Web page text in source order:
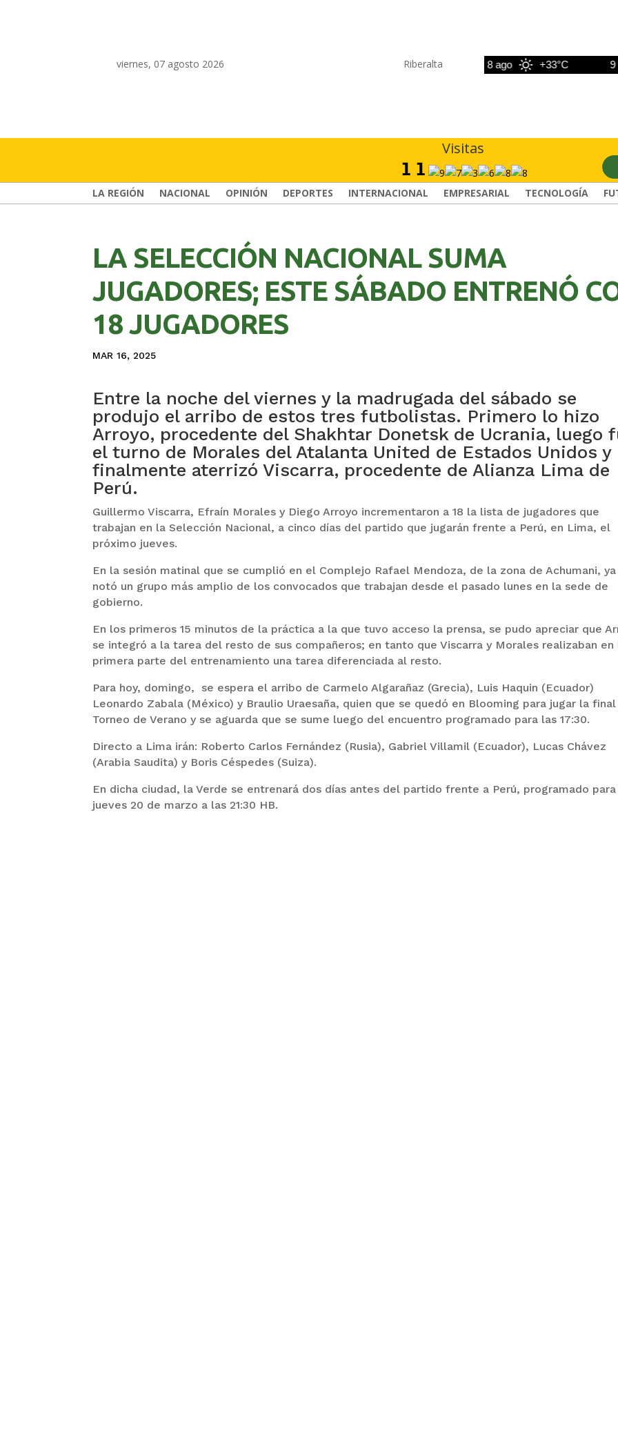
viernes, 07 agosto 2026 Riberalta
+33°C 8 ago +33°C 9 ago
Visitas
LA REGIÓN NACIONAL OPINIÓN DEPORTES INTERNACIONAL EMPRESARIAL TECNOLOGÍA
LA SELECCIÓN NACIONAL SUMA
JUGADORES; ESTE SÁBADO ENTRENÓ
18 JUGADORES
MAR 16, 2025
Entre la noche del viernes y la madrugada del sábado se
produjo el arribo de estos tres futbolistas. Primero lo hizo
Arroyo, procedente del Shakhtar Donetsk de Ucrania, luego
el turno de Morales del Atalanta United de Estados Unidos y
finalmente aterrizó Viscarra, procedente de Alianza Lima de
Perú.
Guillermo Viscarra, Efraín Morales y Diego Arroyo incrementaron a 18 la lista de jugadores que
trabajan en la Selección Nacional, a cinco días del partido que jugarán frente a Perú, en Lima, el
próximo jueves.
En la sesión matinal que se cumplió en el Complejo Rafael Mendoza, de la zona de Achumani, ya
notó un grupo más amplio de los convocados que trabajan desde el pasado lunes en la sede de
gobierno.
En los primeros 15 minutos de la práctica a la que tuvo acceso la prensa, se pudo apreciar que
se integró a la tarea del resto de sus compañeros; en tanto que Viscarra y Morales realizaban en
primera parte del entrenamiento una tarea diferenciada al resto.
Para hoy, domingo, se espera el arribo de Carmelo Algarañaz (Grecia), Luis Haquin (Ecuador)
Leonardo Zabala (México) y Braulio Uraesaña, quien que se quedó en Blooming para jugar la
Torneo de Verano y se aguarda que se sume luego del encuentro programado para las 17:30.
Directo a Lima irán: Roberto Carlos Fernández (Rusia), Gabriel Villamil (Ecuador), Lucas Chávez
(Arabia Saudita) y Boris Céspedes (Suiza).
En dicha ciudad, la Verde se entrenará dos días antes del partido frente a Perú, programado
jueves 20 de marzo a las 21:30 HB.